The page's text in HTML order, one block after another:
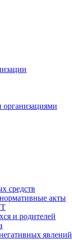
организациями
средств
акты
и родителей
явлений